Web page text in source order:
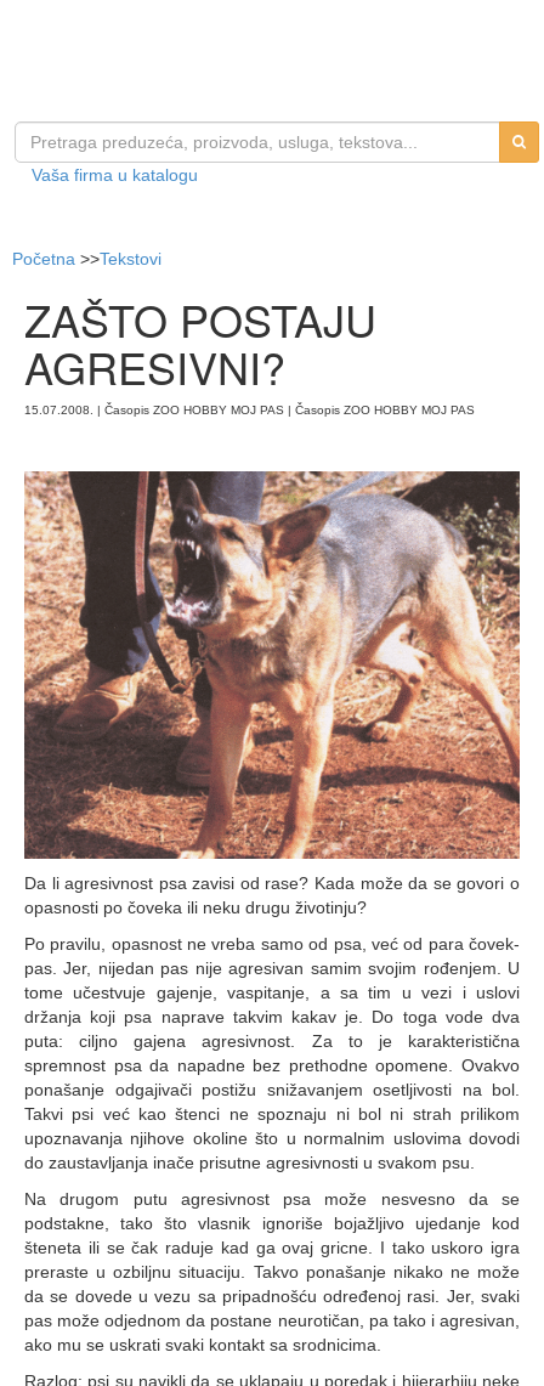
Vaša firma u katalogu
Početna >>Tekstovi
ZAŠTO POSTAJU
AGRESIVNI?
15.07.2008. | Časopis ZOO HOBBY MOJ PAS | Časopis ZOO HOBBY MOJ PAS
Da li agresivnost psa zavisi od rase? Kada može da se govori o
opasnosti po čoveka ili neku drugu životinju?
Po pravilu, opasnost ne vreba samo od psa, već od para čovek-
pas. Jer, nijedan pas nije agresivan samim svojim rođenjem. U
tome učestvuje gajenje, vaspitanje, a sa tim u vezi i uslovi
držanja koji psa naprave takvim kakav je. Do toga vode dva
puta: ciljno gajena agresivnost. Za to je karakteristična
spremnost psa da napadne bez prethodne opomene. Ovakvo
ponašanje odgajivači postižu snižavanjem osetljivosti na bol.
Takvi psi već kao štenci ne spoznaju ni bol ni strah prilikom
upoznavanja njihove okoline što u normalnim uslovima dovodi
do zaustavljanja inače prisutne agresivnosti u svakom psu.
Na drugom putu agresivnost psa može nesvesno da se
podstakne, tako što vlasnik ignoriše bojažljivo ujedanje kod
šteneta ili se čak raduje kad ga ovaj gricne. I tako uskoro igra
preraste u ozbiljnu situaciju. Takvo ponašanje nikako ne može
da se dovede u vezu sa pripadnošću određenoj rasi. Jer, svaki
pas može odjednom da postane neurotičan, pa tako i agresivan,
ako mu se uskrati svaki kontakt sa srodnicima.
Razlog: psi su navikli da se uklapaju u poredak i hijerarhiju neke